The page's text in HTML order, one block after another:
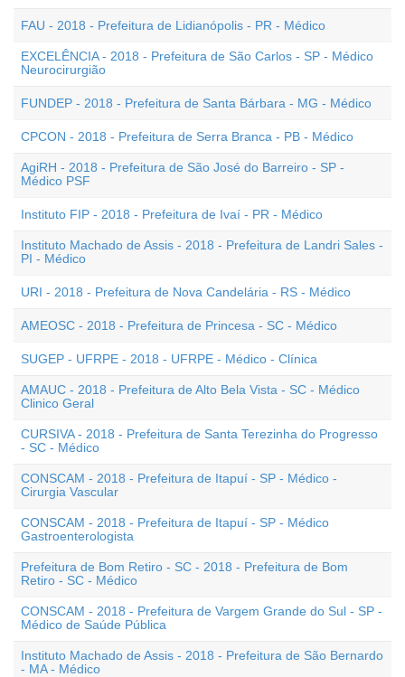
FAU - 2018 - Prefeitura de Lidianópolis - PR - Médico
EXCELÊNCIA - 2018 - Prefeitura de São Carlos - SP - Médico
Neurocirurgião
FUNDEP - 2018 - Prefeitura de Santa Bárbara - MG - Médico
CPCON - 2018 - Prefeitura de Serra Branca - PB - Médico
AgiRH - 2018 - Prefeitura de São José do Barreiro - SP -
Médico PSF
Instituto FIP - 2018 - Prefeitura de Ivaí - PR - Médico
Instituto Machado de Assis - 2018 - Prefeitura de Landri Sales -
PI - Médico
URI - 2018 - Prefeitura de Nova Candelária - RS - Médico
AMEOSC - 2018 - Prefeitura de Princesa - SC - Médico
SUGEP - UFRPE - 2018 - UFRPE - Médico - Clínica
AMAUC - 2018 - Prefeitura de Alto Bela Vista - SC - Médico
Clinico Geral
CURSIVA - 2018 - Prefeitura de Santa Terezinha do Progresso
- SC - Médico
CONSCAM - 2018 - Prefeitura de Itapuí - SP - Médico -
Cirurgia Vascular
CONSCAM - 2018 - Prefeitura de Itapuí - SP - Médico
Gastroenterologista
Prefeitura de Bom Retiro - SC - 2018 - Prefeitura de Bom
Retiro - SC - Médico
CONSCAM - 2018 - Prefeitura de Vargem Grande do Sul - SP -
Médico de Saúde Pública
Instituto Machado de Assis - 2018 - Prefeitura de São Bernardo
- MA - Médico